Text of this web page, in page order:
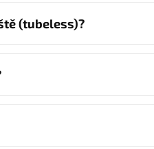
(tubeless)?